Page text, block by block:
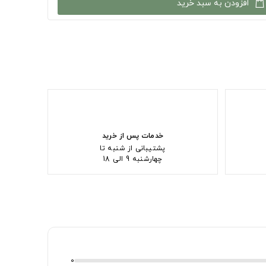
خدمات پس از خرید
پشتیبانی از شنبه تا
چهارشنبه 9 الی 18
0